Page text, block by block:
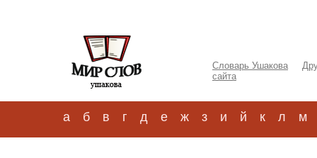
Словарь Ушакова
сайта
а б в г д е ж з и й к л м